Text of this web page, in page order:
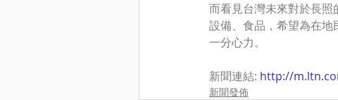
而看見台灣未來對於長
設備、食品，希望為在
一分心力。
新聞連結: http://
新聞發佈